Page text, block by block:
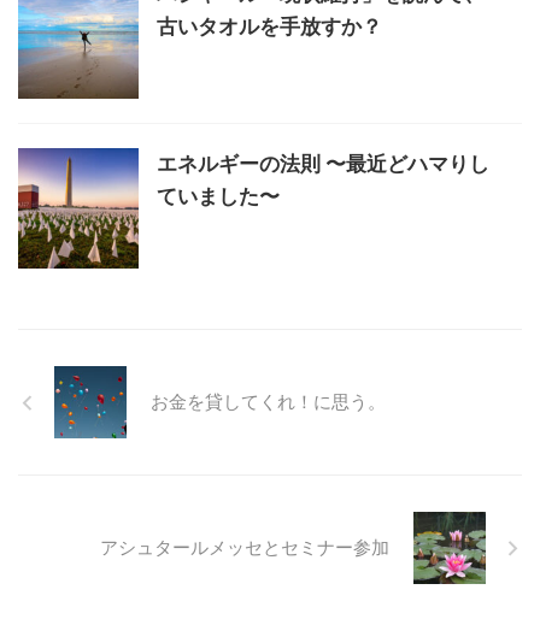
古いタオルを手放すか？
エネルギーの法則 〜最近どハマりし
ていました〜
お金を貸してくれ！に思う。
アシュタールメッセとセミナー参加